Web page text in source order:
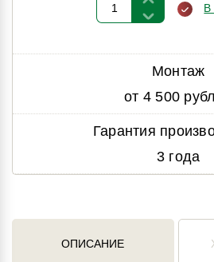
В
Монтаж
от 4 500
Гарантия
3 года
ОПИСАНИЕ